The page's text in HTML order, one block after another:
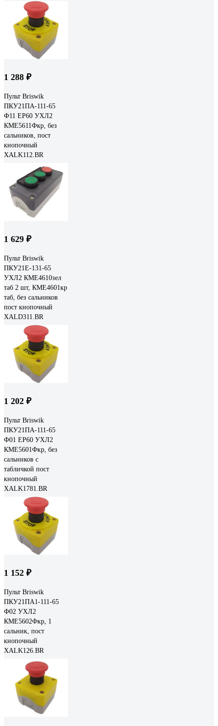
1 288 ₽
Пульт Briswik
ПКУ21ПА-111-65
Ф11 EP60 УХЛ2
КМЕ5611Фкр, без
сальников, пост
кнопочный
XALK112.BR
1 629 ₽
Пульт Briswik
ПКУ21Е-131-65
УХЛ2 КМЕ4610зел
таб 2 шт, КМЕ4601кр
таб, без сальников
пост кнопочный
XALD311.BR
1 202 ₽
Пульт Briswik
ПКУ21ПА-111-65
Ф01 ЕР60 УХЛ2
КМЕ5601Фкр, без
сальников с
табличкой пост
кнопочный
XALK1781.BR
1 152 ₽
Пульт Briswik
ПКУ21ПА1-111-65
Ф02 УХЛ2
КМЕ5602Фкр, 1
сальник, пост
кнопочный
XALK126.BR